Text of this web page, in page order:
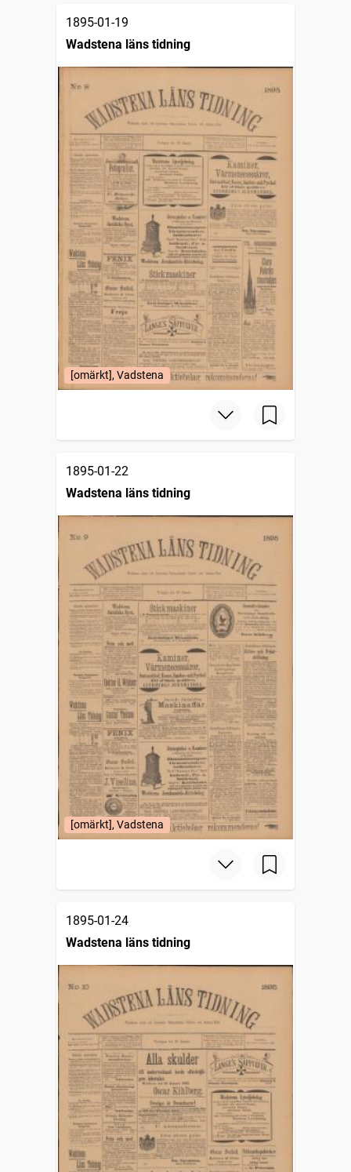
1895-01-19
Wadstena läns tidning
[omärkt], Vadstena
1895-01-22
Wadstena läns tidning
[omärkt], Vadstena
1895-01-24
Wadstena läns tidning